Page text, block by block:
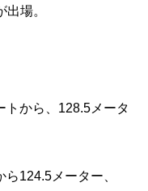
場。
トから、128.5メータ
124.5メーター、